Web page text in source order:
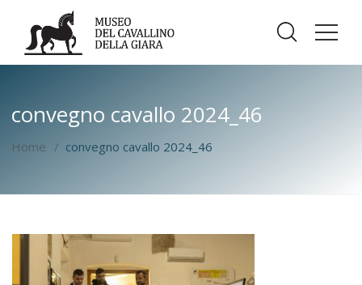
convegno cavallo 2024_46
Home convegno cavallo 2024_46